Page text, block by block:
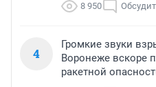
8 950
4
Громкие звуки
Воронеже вскоре
ракетной